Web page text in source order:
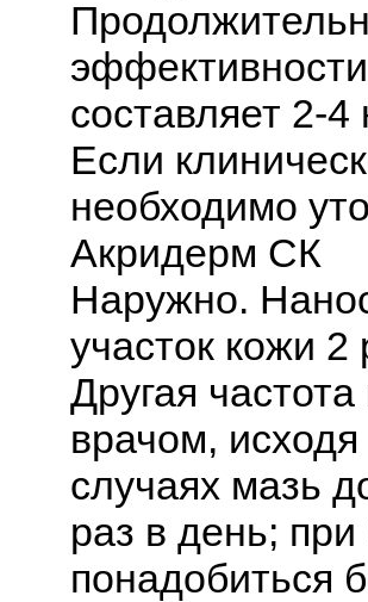
составляет 2-4
Если
необходимо
Акридерм СК
Наружно.
участок кожи
Другая
врачом,
случаях мазь
раз в день;
понадобиться